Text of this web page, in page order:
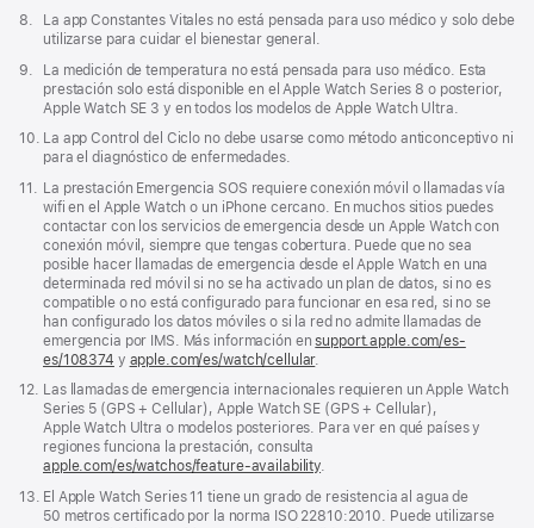
Nota
de
página
8.
La app Constantes Vitales no está pensada para uso médico y solo debe
utilizarse para cuidar el bienestar general.
Nota
página
9.
La medición de temperatura no está pensada para uso médico. Esta
prestación solo está disponible en el Apple Watch Series 8 o posterior,
Apple Watch SE 3 y en todos los modelos de Apple Watch Ultra.
Nota
de
página
10. La app Control del Ciclo no debe usarse como método anticonceptivo ni
para el diagnóstico de enfermedades.
Nota
página
11. La prestación Emergencia SOS requiere conexión móvil o llamadas vía
wifi en el Apple Watch o un iPhone cercano. En muchos sitios puedes
contactar con los servicios de emergencia desde un Apple Watch con
conexión móvil, siempre que tengas cobertura. Puede que no sea
posible hacer llamadas de emergencia desde el Apple Watch en una
determinada red móvil si no se ha activado un plan de datos, si no es
compatible o no está configurado para funcionar en esa red, si no se
han configurado los datos móviles o si la red no admite llamadas de
emergencia por IMS. Más información ensupport.apple.com/es-
es/108374 (Se
abre
en
una
ventana
nueva)
y apple.com/es/watch/cellular.
Nota
página
12. Las llamadas de emergencia internacionales requieren un Apple Watch
Series 5 (GPS + Cellular), Apple Watch SE (GPS + Cellular),
Apple Watch Ultra o modelos posteriores. Para ver en qué países y
regiones funciona la prestación, consulta
apple.com/es/watchos/feature-availability.
Nota
13. El Apple Watch Series 11 tiene un grado de resistencia al agua de
50 metros certificado por la norma ISO 22810:2010. Puede utilizarse